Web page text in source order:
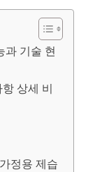
과 기술 현
상세 비
정용 제습